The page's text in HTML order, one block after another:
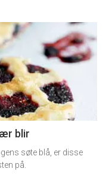
blir
søte blå, er disse
på.